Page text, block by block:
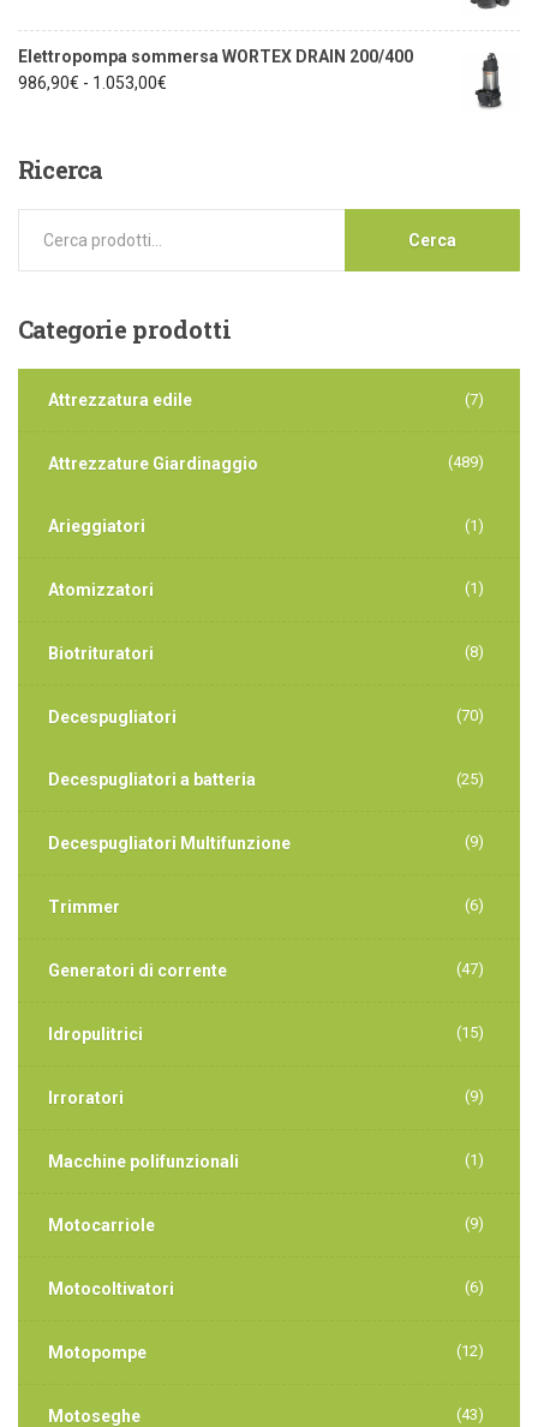
Elettropompa sommersa WORTEX DRAIN 200/400
986,90€ - 1.053,00€
Ricerca
Cerca
Categorieprodotti
Attrezzatura edile (7)
Attrezzature Giardinaggio (489)
Arieggiatori (1)
Atomizzatori (1)
Biotrituratori (8)
Decespugliatori (70)
Decespugliatori a batteria (25)
Decespugliatori Multifunzione (9)
Trimmer (6)
Generatori di corrente (47)
Idropulitrici (15)
Irroratori (9)
Macchine polifunzionali (1)
Motocarriole (9)
Motocoltivatori (6)
Motopompe (12)
Motoseghe (43)